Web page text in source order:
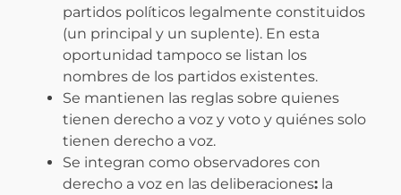
partidos políticos legalmente constituidos
(un principal y un suplente). En esta
oportunidad tampoco se listan los
nombres de los partidos existentes.
Se mantienen las reglas sobre quienes
tienen derecho a voz y voto y quiénes solo
tienen derecho a voz.
Se integran como observadores con
derecho a voz en las deliberaciones: la